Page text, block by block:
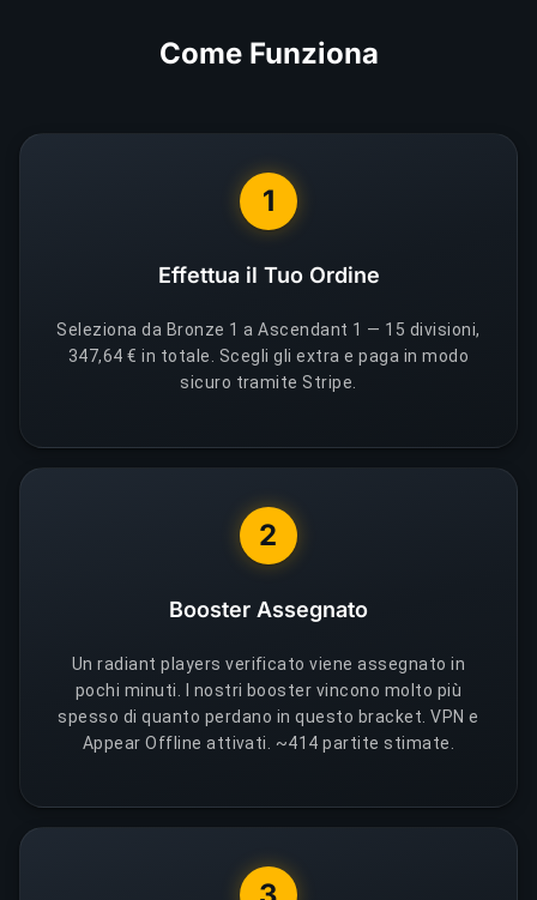
Come Funziona
1
Effettua il Tuo Ordine
Seleziona da Bronze 1 a Ascendant 1 — 15 divisioni,
347,64 € in totale. Scegli gli extra e paga in modo
sicuro tramite Stripe.
2
Booster Assegnato
Un radiant players verificato viene assegnato in
pochi minuti. I nostri booster vincono molto più
spesso di quanto perdano in questo bracket. VPN e
Appear Offline attivati. ~414 partite stimate.